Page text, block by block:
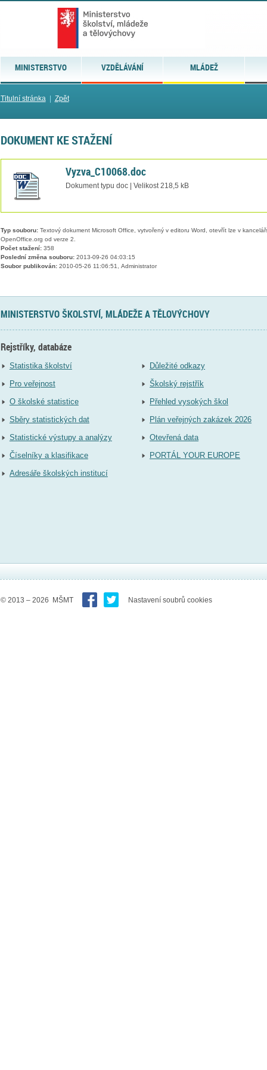
MINISTERSTVO VZDĚLÁVÁNÍ MLÁDEŽ
Titulní stránka| Zpět
DOKUMENT KE STAŽENÍ
Vyzva_C10068.doc
Dokument typu doc | Velikost 218,5 kB
Typ souboru:Textový dokument Microsoft Office, vytvořený v editoru Word, otevřít lze v
OpenOffice.org od verze 2.
Počet stažení:358
Poslední změna souboru:2013-09-26 04:03:15
Soubor publikován:2010-05-26 11:06:51, Administrator
MINISTERSTVO ŠKOLSTVÍ, MLÁDEŽE A TĚLOVÝCHOVY
Rejstříky, databáze
Statistika školství
Pro veřejnost
O školské statistice
Sběry statistických dat
Statistické výstupy a analýzy
Číselníky a klasifikace
Adresáře školských institucí
Důležité odkazy
Školský rejstřík
Přehled vysokých škol
Plán veřejných zakázek 2026
Otevřená data
PORTÁL YOUR EUROPE
© 2013 – 2026 MŠMT Nastavení soubrů cookies